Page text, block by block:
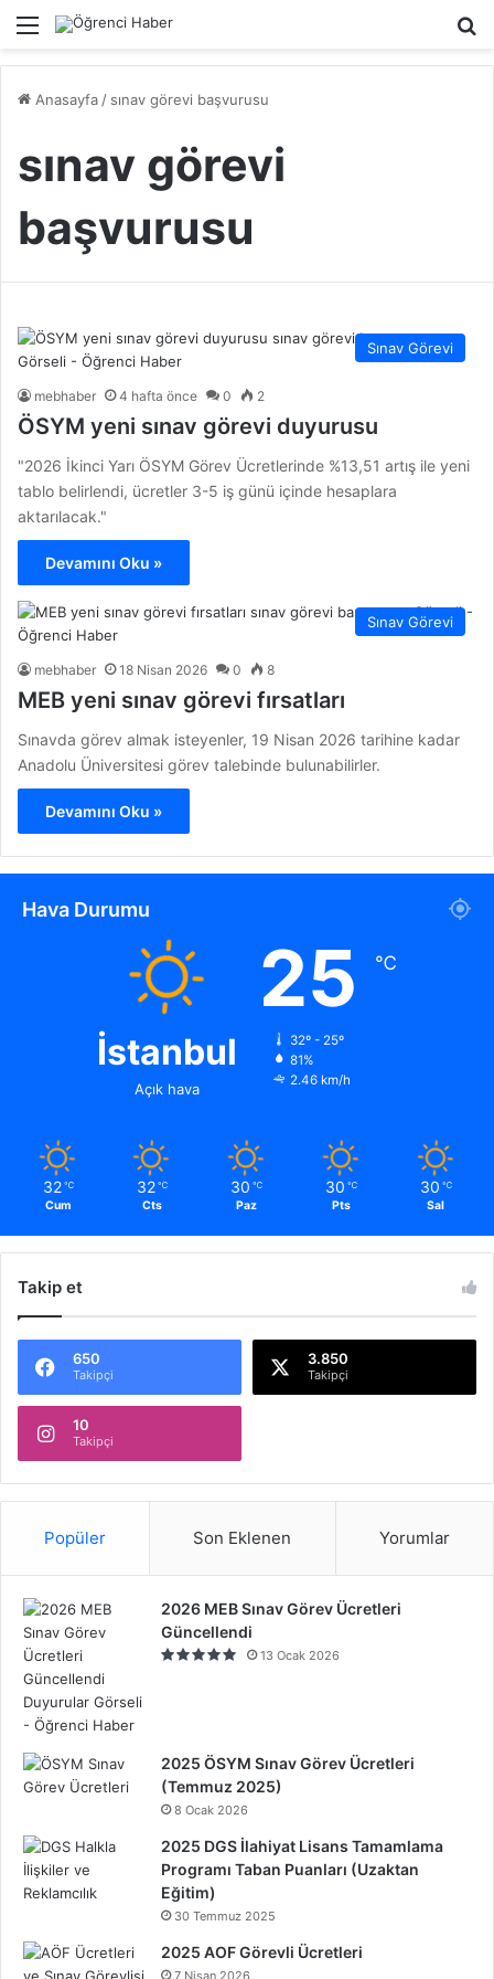
Menü
Anasayfa / sınav görevi başvurusu
sınav görevi
başvurusu
Sınav Görevi
mebhaber 4 hafta önce 0 2
ÖSYM yeni sınav görevi duyurusu
"2026 İkinci Yarı ÖSYM Görev Ücretlerinde %13,51 artış ile yeni
tablo belirlendi, ücretler 3-5 iş günü içinde hesaplara
aktarılacak."
Devamını Oku »
Sınav Görevi
mebhaber 18 Nisan 2026 0 8
MEB yeni sınav görevi fırsatları
Sınavda görev almak isteyenler, 19 Nisan 2026 tarihine kadar
Anadolu Üniversitesi görev talebinde bulunabilirler.
Devamını Oku »
Hava Durumu
İstanbul
Açık hava
25 ℃
32º - 25º
81%
2.46 km/h
32 ℃
Cum
32 ℃
Cts
30 ℃
Paz
30 ℃
Pts
30 ℃
Sal
Takip et
650
Takipçi
3.850
Takipçi
10
Takipçi
Popüler Son Eklenen Yorumlar
2026 MEB Sınav Görev Ücretleri
Güncellendi
13 Ocak 2026
2025 ÖSYM Sınav Görev Ücretleri
(Temmuz 2025)
8 Ocak 2026
2025 DGS İlahiyat Lisans Tamamlama
Programı Taban Puanları (Uzaktan
Eğitim)
30 Temmuz 2025
2025 AOF Görevli Ücretleri
7 Nisan 2026